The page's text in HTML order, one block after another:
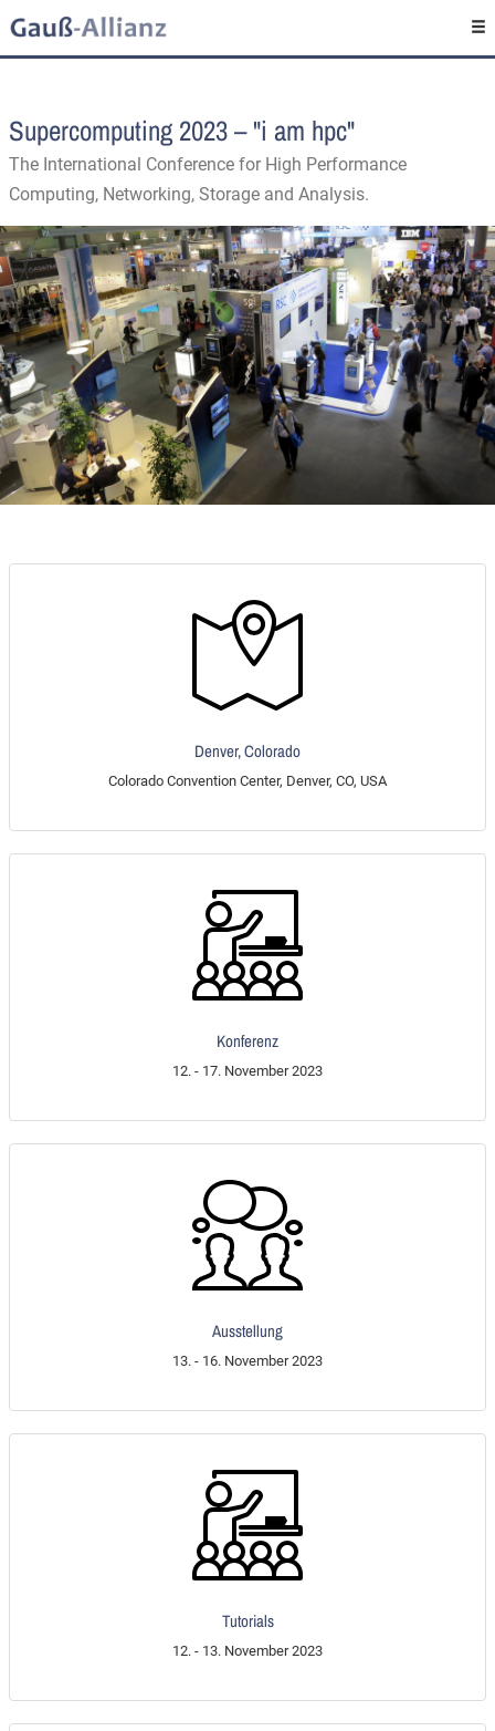
Supercomputing 2023 – "i am hpc"
The International Conference for High Performance
Computing, Networking, Storage and Analysis.
Denver, Colorado
Colorado Convention Center, Denver, CO, USA
Konferenz
12. - 17. November 2023
Ausstellung
13. - 16. November 2023
Tutorials
12. - 13. November 2023